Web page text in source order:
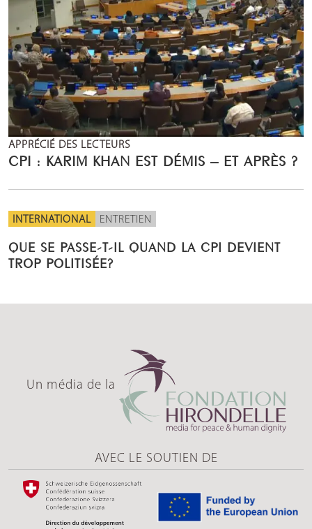
APPRÉCIÉ DES LECTEURS
CPI : KARIM KHAN EST DÉMIS – ET APRÈS ?
INTERNATIONAL ENTRETIEN
QUE SE PASSE-T-IL QUAND LA CPI DEVIENT
TROP POLITISÉE?
Un média de la
AVEC LE SOUTIEN DE